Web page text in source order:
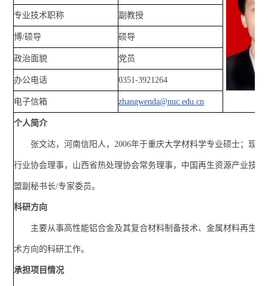
专业技术职称 副教授
博/硕导 硕导
政治面貌 党员
办公电话 0351-3921264
电子信箱 zhangwenda@nuc.edu.cn
个人简介
张文达，河南信阳人，2006年于重庆大学材料学专业硕士；现为
行业协会理事，山西省热处理协会常务理事，中国再生资源产业技术
盟副秘书长/专家委员。
科研方向
主要从事高性能铝合金及其复合材料制备技术、金属材料再生与
术方向的科研工作。
承担项目情况